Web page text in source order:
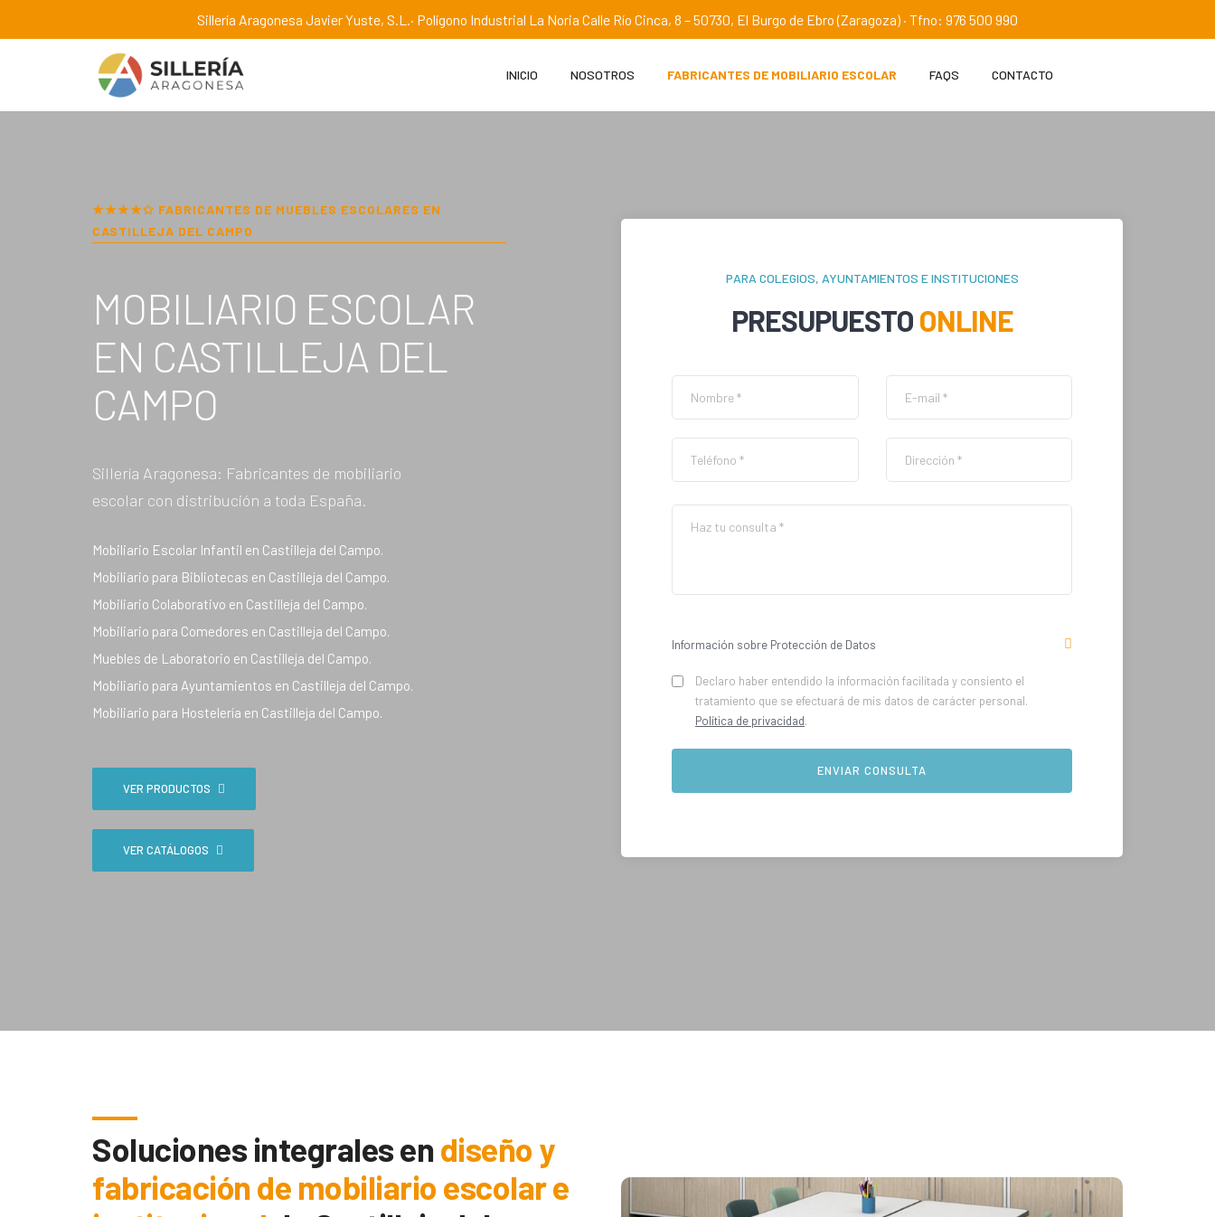
Sillería Aragonesa Javier Yuste, S.L.· Polígono Industrial La Noria Calle Río Cinca, 8 – 50730, El Burgo de Ebro (Zaragoza) · Tfno: 976 500 990
INICIO NOSOTROS FABRICANTES DE MOBILIARIO ESCOLAR FAQS CONTACTO
★★★★✩ FABRICANTES DE MUEBLES ESCOLARES EN
CASTILLEJA DEL CAMPO
MOBILIARIO ESCOLAR
EN CASTILLEJA DEL
CAMPO
Sillería Aragonesa: Fabricantes de mobiliario
escolar con distribución a toda España.
Mobiliario Escolar Infantil en Castilleja del Campo.
Mobiliario para Bibliotecas en Castilleja del Campo.
Mobiliario Colaborativo en Castilleja del Campo.
Mobiliario para Comedores en Castilleja del Campo.
Muebles de Laboratorio en Castilleja del Campo.
Mobiliario para Ayuntamientos en Castilleja del Campo.
Mobiliario para Hostelería en Castilleja del Campo.
VER PRODUCTOS
VER CATÁLOGOS
PARA COLEGIOS, AYUNTAMIENTOS E INSTITUCIONES
PRESUPUESTO ONLINE
Información sobre Protección de Datos
Declaro haber entendido la información facilitada y consiento el
tratamiento que se efectuará de mis datos de carácter personal.
Política de privacidad.
Soluciones integrales endiseño y
fabricación de mobiliario escolar e